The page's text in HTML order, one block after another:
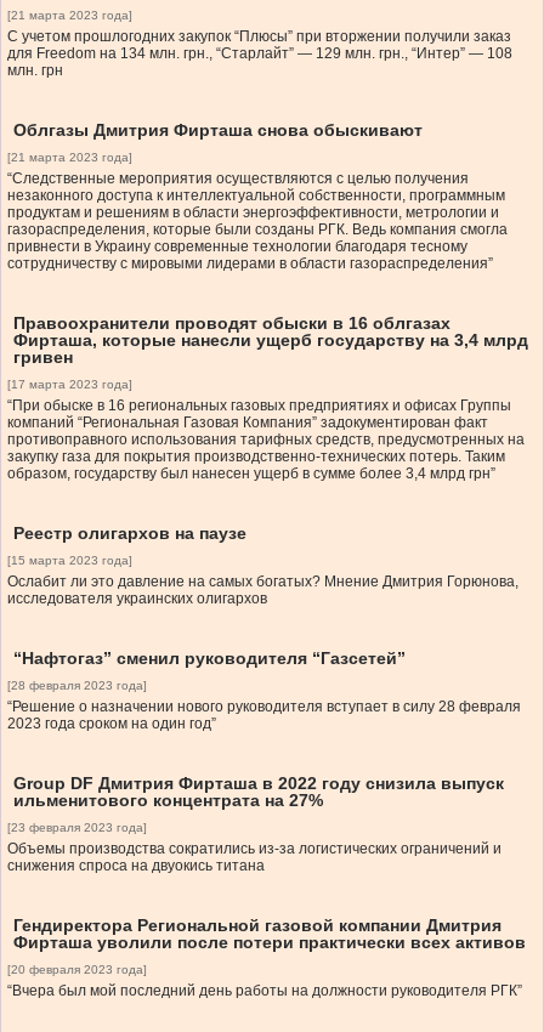
[21 марта 2023 года]
С учетом прошлогодних закупок “Плюсы” при вторжении получили заказ
для Freedom на 134 млн. грн., “Старлайт” — 129 млн. грн., “Интер” — 108
млн. грн
Облгазы Дмитрия Фирташа снова обыскивают
[21 марта 2023 года]
“Следственные мероприятия осуществляются с целью получения
незаконного доступа к интеллектуальной собственности, программным
продуктам и решениям в области энергоэффективности, метрологии и
газораспределения, которые были созданы РГК. Ведь компания смогла
привнести в Украину современные технологии благодаря тесному
сотрудничеству с мировыми лидерами в области газораспределения”
Правоохранители проводят обыски в 16 облгазах
Фирташа, которые нанесли ущерб государству на 3,4 млрд
гривен
[17 марта 2023 года]
“При обыске в 16 региональных газовых предприятиях и офисах Группы
компаний “Региональная Газовая Компания” задокументирован факт
противоправного использования тарифных средств, предусмотренных на
закупку газа для покрытия производственно-технических потерь. Таким
образом, государству был нанесен ущерб в сумме более 3,4 млрд грн”
Реестр олигархов на паузе
[15 марта 2023 года]
Ослабит ли это давление на самых богатых? Мнение Дмитрия Горюнова,
исследователя украинских олигархов
“Нафтогаз” сменил руководителя “Газсетей”
[28 февраля 2023 года]
“Решение о назначении нового руководителя вступает в силу 28 февраля
2023 года сроком на один год”
Group DF Дмитрия Фирташа в 2022 году снизила выпуск
ильменитового концентрата на 27%
[23 февраля 2023 года]
Объемы производства сократились из-за логистических ограничений и
снижения спроса на двуокись титана
Гендиректора Региональной газовой компании Дмитрия
Фирташа уволили после потери практически всех активов
[20 февраля 2023 года]
“Вчера был мой последний день работы на должности руководителя РГК”